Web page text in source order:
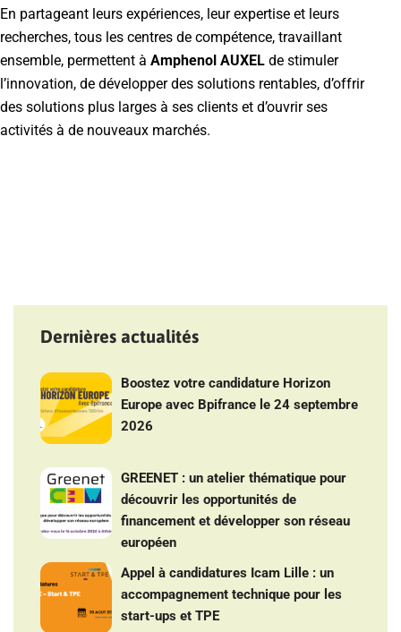
En partageant leurs expériences, leur expertise et leurs
recherches, tous les centres de compétence, travaillant
ensemble, permettent à Amphenol AUXEL de stimuler
l’innovation, de développer des solutions rentables, d’offrir
des solutions plus larges à ses clients et d’ouvrir ses
activités à de nouveaux marchés.
Dernières actualités
Boostez votre candidature Horizon
Europe avec Bpifrance le 24 septembre
2026
GREENET : un atelier thématique pour
découvrir les opportunités de
financement et développer son réseau
européen
Appel à candidatures Icam Lille : un
accompagnement technique pour les
start-ups et TPE